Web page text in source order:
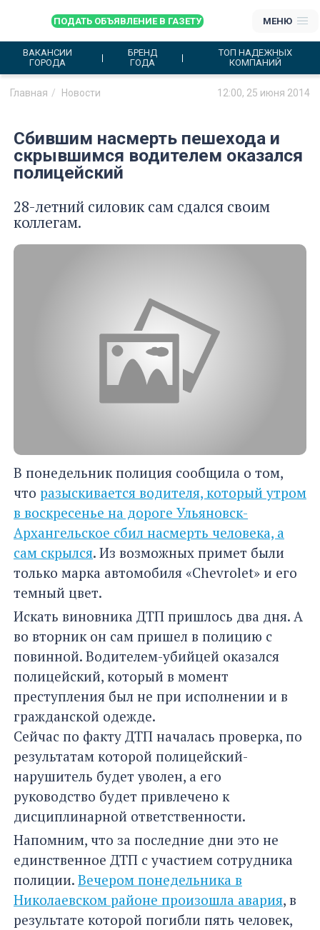
ПОДАТЬ ОБЪЯВЛЕНИЕ В ГАЗЕТУ МЕНЮ
ВАКАНСИИ
ГОРОДА
БРЕНД
ГОДА
ТОП НАДЕЖНЫХ
КОМПАНИЙ
Главная Новости 12:00, 25 июня 2014
Сбившим насмерть пешехода и
скрывшимся водителем оказался
полицейский
28-летний силовик сам сдался своим
коллегам.
В понедельник полиция сообщила о том,
что разыскивается водителя, который утром
в воскресенье на дороге Ульяновск-
Архангельское сбил насмерть человека, а
сам скрылся. Из возможных примет были
только марка автомобиля «Chevrolet» и его
темный цвет.
Искать виновника ДТП пришлось два дня. А
во вторник он сам пришел в полицию с
повинной. Водителем-убийцей оказался
полицейский, который в момент
преступления был не при исполнении и в
гражданской одежде.
Сейчас по факту ДТП началась проверка, по
результатам которой полицейский-
нарушитель будет уволен, а его
руководство будет привлечено к
дисциплинарной ответственности.
Напомним, что за последние дни это не
единственное ДТП с участием сотрудника
полиции. Вечером понедельника в
Николаевском районе произошла авария, в
результате которой погибли пять человек,